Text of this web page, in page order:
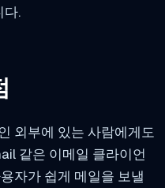
다.
외부에 있는 사람에게도
같은 이메일 클라이언
자가 쉽게 메일을 보낼